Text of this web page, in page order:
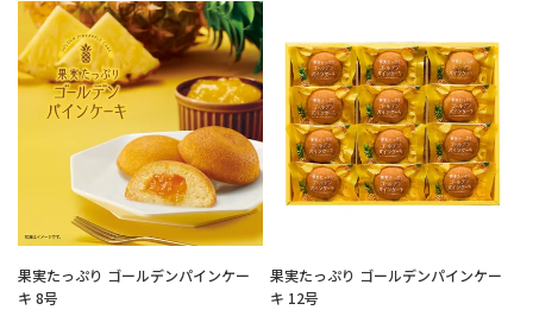
果実たっぷり ゴールデンパインケー
キ 8号
果実たっぷり ゴールデンパインケー
キ 12号